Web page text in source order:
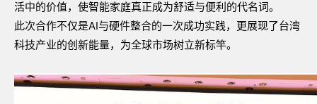
活中的价值，使智能家庭真正成为舒适与便利的代名词。
此次合作不仅是AI与硬件整合的一次成功实践，更展现了台湾
科技产业的创新能量，为全球市场树立新标竿。